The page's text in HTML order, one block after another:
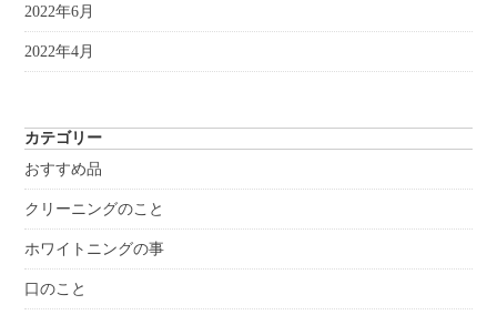
2022年6月
2022年4月
カテゴリー
おすすめ品
クリーニングのこと
ホワイトニングの事
口のこと